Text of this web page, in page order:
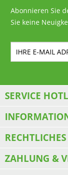
Abonnieren Sie
Sie keine
SERVICE
RECHTLICHES
ZAHLUNG &